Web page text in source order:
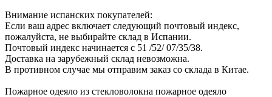
Внимание испанских покупателей:
Если ваш адрес включает следующий почтовый индекс,
пожалуйста, не выбирайте склад в Испании.
Почтовый индекс начинается с 51 /52/ 07/35/38.
Доставка на зарубежный склад невозможна.
В противном случае мы отправим заказ со склада в Китае.
Пожарное одеяло из стекловолокна пожарное одеяло